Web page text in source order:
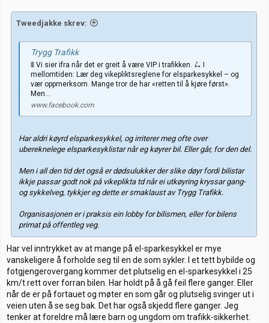
Tweedjakke skrev:
Trygg Trafikk
🚦 Vi sier ifra når det er greit å være VIP i trafikken. 🛴 I
mellomtiden: Lær deg vikepliktsreglene for elsparkesykkel – og
vær oppmerksom. Mange tror de har «retten til å kjøre først».
Men...
www.facebook.com
Har aldri køyrd elsparkesykkel, og irriterer meg ofte over
ubereknelege elsparkesyklistar når eg køyrer bil. Eller går, for den del.
Men i all den tid det også er dødsulukker der slike døyr fordi bilistar
ikkje passar godt nok på vikeplikta td når ei utkøyring kryssar gang-
og sykkelveg, tykkjer eg dette er smaklaust av Trygg Trafikk.
Organisasjonen er i praksis ein lobby for bilismen, eller for bilens
primat på offentleg veg.
Har vel inntrykket av at mange på el-sparkesykkel er mye
vanskeligere å forholde seg til en de som sykler. I et tett bybilde og
fotgjengerovergang kommer det plutselig en el-sparkesykkel i 25
km/t rett over forran bilen. Har holdt på å gå feil flere ganger. Eller
når de er på fortauet og møter en som går og plutselig svinger ut i
veien uten å se seg bak. Det har også skjedd flere ganger. Jeg
tenker at foreldre må lære barn og ungdom om trafikk-sikkerhet.